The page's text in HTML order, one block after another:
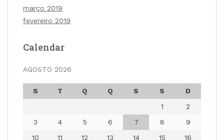
março 2019
fevereiro 2019
Calendar
AGOSTO 2026
S T Q Q S S
D
1
2
3
4 5 6 7 8
9
10
11 12 13 14 15
16